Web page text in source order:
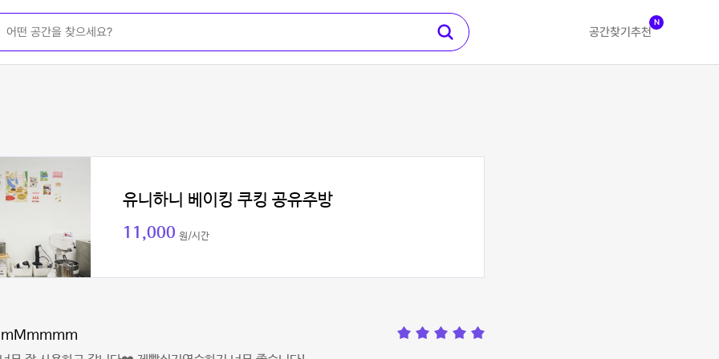
공간찾기 추천
N
유니하니 베이킹 쿠킹 공유주방
11,000 원/시간